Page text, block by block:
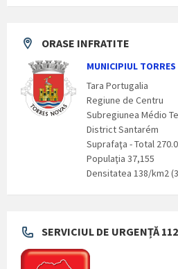
ORASE INFRATITE
MUNICIPIUL TORRES
Tara Portugalia
Regiune de Centru
Subregiunea Médio
District Santarém
Suprafaţa - Total
Populaţia 37,155
Densitatea 138/km2
SERVICIUL DE URGENȚĂ 112